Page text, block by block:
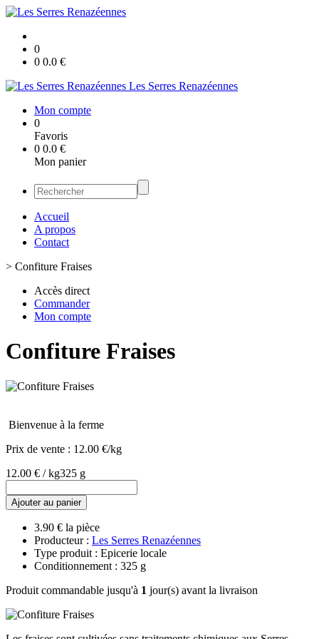
0
0 0.0 €
Les Serres Renazéennes
Mon compte
0
Favoris
0 0.0 €
Mon panier
Accueil
A propos
Contact
> Confiture Fraises
Accès direct
Commander
Mon compte
Confiture Fraises
Bienvenue à la ferme
Prix de vente : 12.00 €/kg
12.00 € / kg325 g
Ajouter au panier
3.90 € la pièce
Producteur : Les Serres Renazéennes
Type produit : Epicerie locale
Conditionnement : 325 g
Produit commandable jusqu'à 1 jour(s) avant la livraison